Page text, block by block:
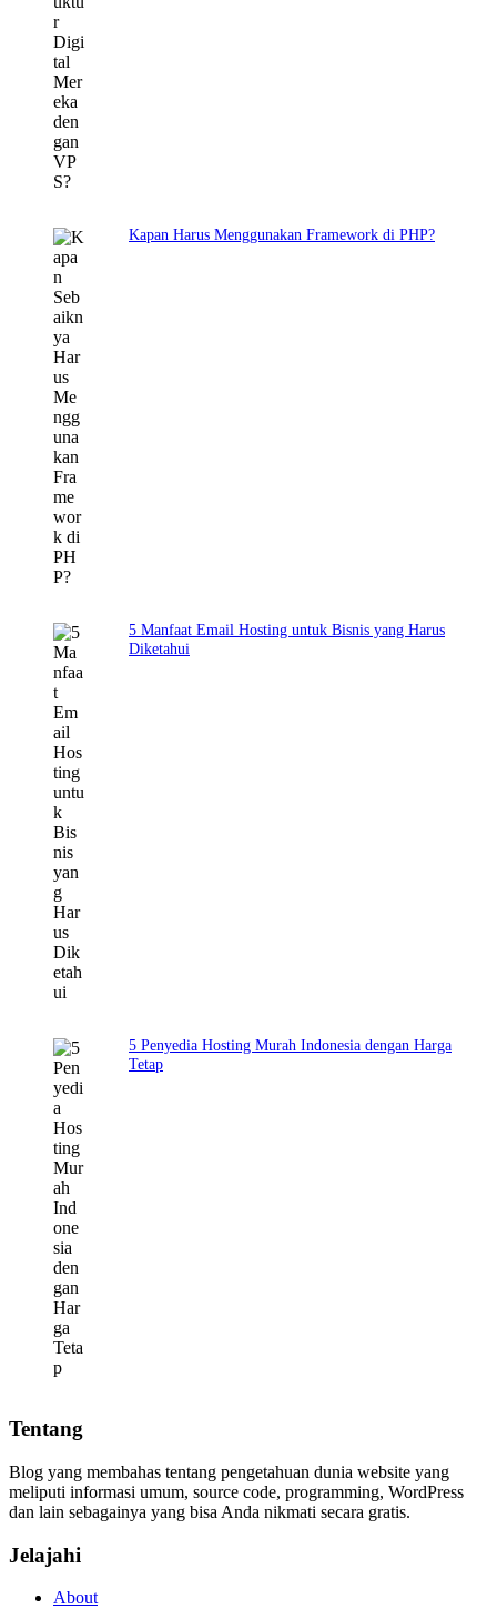
Kapan Harus Menggunakan Framework di PHP?
5 Manfaat Email Hosting untuk Bisnis yang Harus
Diketahui
5 Penyedia Hosting Murah Indonesia dengan Harga
Tetap
Tentang
Blog yang membahas tentang pengetahuan dunia website yang
meliputi informasi umum, source code, programming, WordPress
dan lain sebagainya yang bisa Anda nikmati secara gratis.
Jelajahi
About